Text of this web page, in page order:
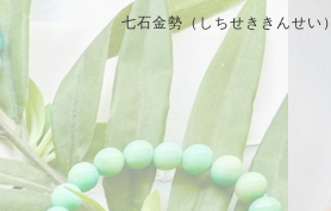
七石金勢（しちせききんせい）